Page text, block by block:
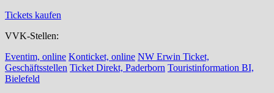
Tickets kaufen
VVK-Stellen:
Eventim, online Konticket, online NW Erwin Ticket,
Geschäftsstellen Ticket Direkt, Paderborn Touristinformation BI,
Bielefeld